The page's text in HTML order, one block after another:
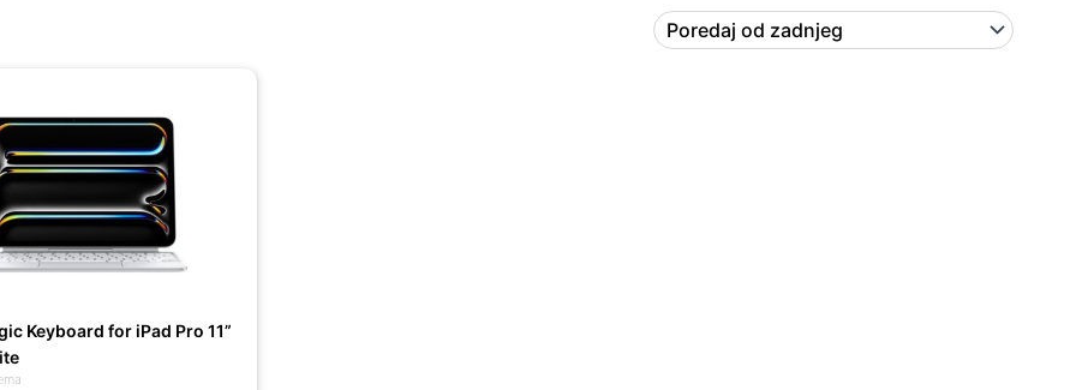
Keyboard for iPad Pro 11”